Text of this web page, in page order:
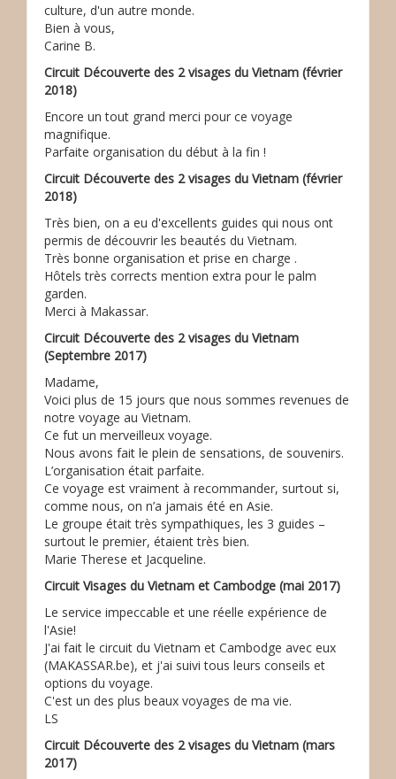
culture, d'un autre monde.
Bien à vous,
Carine B.
Circuit Découverte des 2 visages du Vietnam (février
2018)
Encore un tout grand merci pour ce voyage
magnifique.
Parfaite organisation du début à la fin !
Circuit Découverte des 2 visages du Vietnam (février
2018)
Très bien, on a eu d'excellents guides qui nous ont
permis de découvrir les beautés du Vietnam.
Très bonne organisation et prise en charge .
Hôtels très corrects mention extra pour le palm
garden.
Merci à Makassar.
Circuit Découverte des 2 visages du Vietnam
(Septembre 2017)
Madame,
Voici plus de 15 jours que nous sommes revenues de
notre voyage au Vietnam.
Ce fut un merveilleux voyage.
Nous avons fait le plein de sensations, de souvenirs.
L’organisation était parfaite.
Ce voyage est vraiment à recommander, surtout si,
comme nous, on n’a jamais été en Asie.
Le groupe était très sympathiques, les 3 guides –
surtout le premier, étaient très bien.
Marie Therese et Jacqueline.
Circuit Visages du Vietnam et Cambodge (mai 2017)
Le service impeccable et une réelle expérience de
l'Asie!
J'ai fait le circuit du Vietnam et Cambodge avec eux
(MAKASSAR.be), et j'ai suivi tous leurs conseils et
options du voyage.
C'est un des plus beaux voyages de ma vie.
LS
Circuit Découverte des 2 visages du Vietnam (mars
2017)